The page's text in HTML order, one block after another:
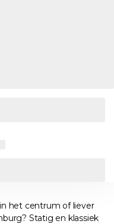
het centrum of liever
Statig en klassiek